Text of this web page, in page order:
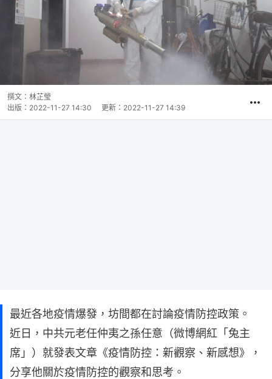
撰文： 林芷瑩
出版： 2022-11-27 14:30 更新： 2022-11-27 14:39
最近各地疫情爆發，坊間都在討論疫情防控政策。
近日，中共元老任仲夷之孫任意（微博網紅「兔主
席」）就發表文章《疫情防控：新觀察、新感想》，
分享他關於疫情防控的觀察和思考。